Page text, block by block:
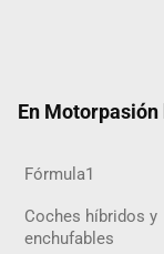
En
Fórmula1
Coches híbridos y
enchufables